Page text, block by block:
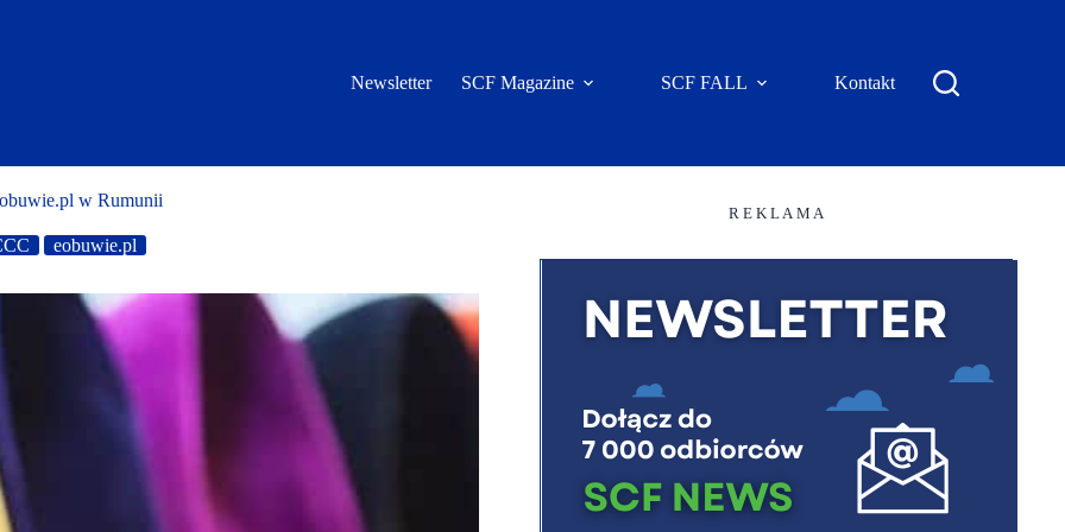
Newsletter SCF Magazine SCF FALL Kontakt
w Rumunii
eobuwie.pl
R E K L A M A